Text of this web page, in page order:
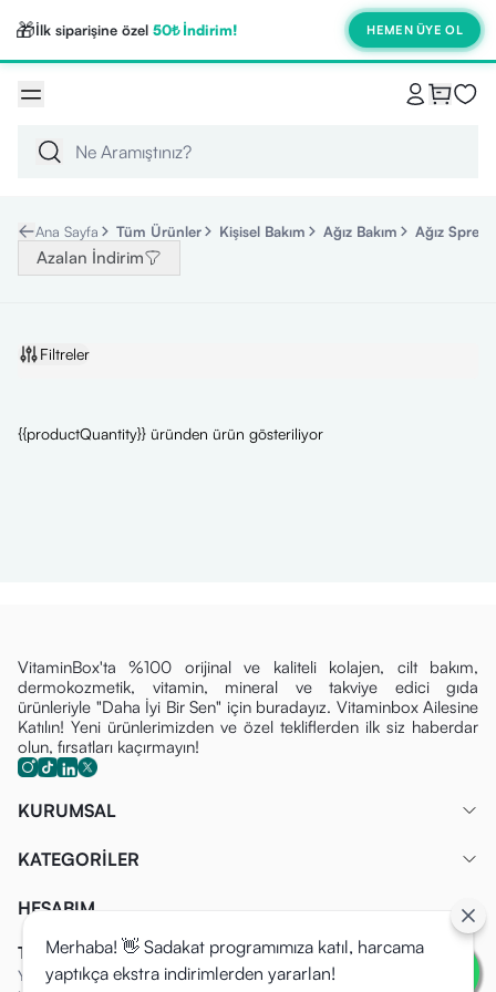
🎁İlk siparişine özel 50₺ İndirim! HEMEN ÜYE OL
Ana Sayfa Tüm Ürünler Kişisel Bakım Ağız Bakım Ağız Spreyi
Azalan İndirim
Filtreler
{{productQuantity}} üründen ürün gösteriliyor
VitaminBox'ta %100 orijinal ve kaliteli kolajen, cilt bakım,
dermokozmetik, vitamin, mineral ve takviye edici gıda
ürünleriyle "Daha İyi Bir Sen" için buradayız. Vitaminbox Ailesine
Katılın! Yeni ürünlerimizden ve özel tekliflerden ilk siz haberdar
olun, fırsatları kaçırmayın!
KURUMSAL
KATEGORİLER
HESABIM
Tüm Fırsatlardan İlk Siz Haberdar Olun!
Yeni ürünlerimizden ve özel tekliflerden ilk siz haberdar olun, fırsatları
Merhaba! 👋 Sadakat programımıza katıl, harcama
yaptıkça ekstra indirimlerden yararlan!